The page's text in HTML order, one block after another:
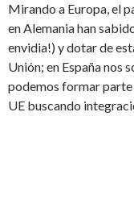
Mirando a Europa, el
en Alemania han
envidia!) y dotar de
Unión; en España nos
podemos formar
UE buscando